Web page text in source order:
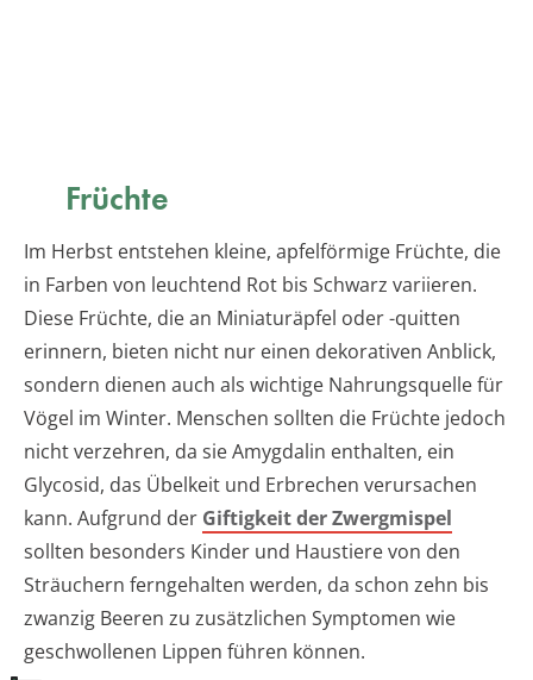
Früchte
Im Herbst entstehen kleine, apfelförmige Früchte, die
in Farben von leuchtend Rot bis Schwarz variieren.
Diese Früchte, die an Miniaturäpfel oder -quitten
erinnern, bieten nicht nur einen dekorativen Anblick,
sondern dienen auch als wichtige Nahrungsquelle für
Vögel im Winter. Menschen sollten die Früchte jedoch
nicht verzehren, da sie Amygdalin enthalten, ein
Glycosid, das Übelkeit und Erbrechen verursachen
kann. Aufgrund der Giftigkeit der Zwergmispel
sollten besonders Kinder und Haustiere von den
Sträuchern ferngehalten werden, da schon zehn bis
zwanzig Beeren zu zusätzlichen Symptomen wie
geschwollenen Lippen führen können.